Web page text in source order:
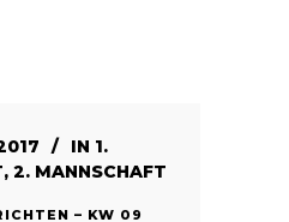
IN 1.
, 2. MANNSCHAFT
– KW 09